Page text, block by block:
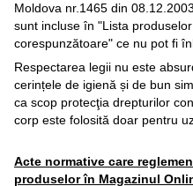
Moldova nr.1465 din
sunt incluse în "Lista
corespunzătoare" ce nu pot fi
Respectarea legii nu este
cerințele de igienă și de bun
ca scop protecţia drepturilor
corp este folosită doar pentru
Acte normative care
produselor în Magazinul